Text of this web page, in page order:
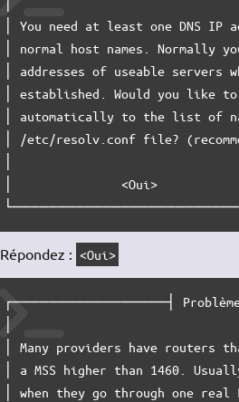
│ You need at least one DNS
│ normal host names. Normally
│ addresses of useable
│ established. Would you like
│ automatically to the list of
│ /etc/resolv.conf file?
│               <Oui>
Répondez : <Oui>
┌─────────────────┤
│ Many providers have routers
│ a MSS higher than 1460.
│ when they go through one